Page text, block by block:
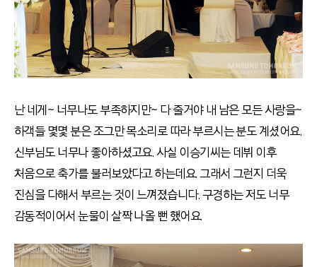
난 네게~ 너무나도 부족하지만~ 다 줄거야 내 남은 모든 사랑을~
하객들 몇몇 분은 조그만 목소리로 따라 부르시는 분도 계셨어요.
신부님도 너무나 좋아하셨고요. 사실 이승기씨는 데뷔 이후
처음으로 축가를 불러보았다고 하는데요. 그래서 그런지 더욱
진심을 다해서 부르는 것이 느껴졌습니다. 구경하는 저도 너무
감동적이어서 눈물이 살짝 나올 뻔 했어요.